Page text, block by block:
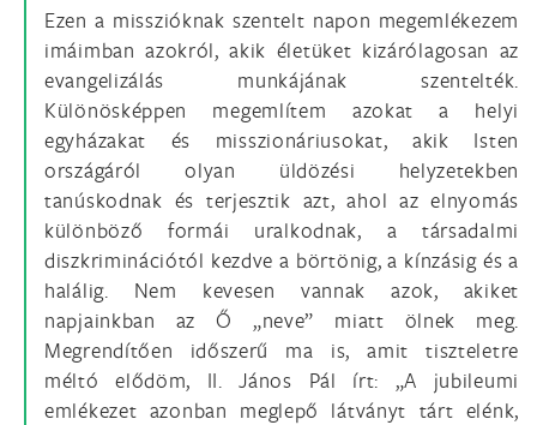
Ezen a misszióknak szentelt napon megemlékezem
imáimban azokról, akik életüket kizárólagosan az
evangelizálás munkájának szentelték.
Különösképpen megemlítem azokat a helyi
egyházakat és misszionáriusokat, akik Isten
országáról olyan üldözési helyzetekben
tanúskodnak és terjesztik azt, ahol az elnyomás
különböző formái uralkodnak, a társadalmi
diszkriminációtól kezdve a börtönig, a kínzásig és a
halálig. Nem kevesen vannak azok, akiket
napjainkban az Ő „neve” miatt ölnek meg.
Megrendítően időszerű ma is, amit tiszteletre
méltó elődöm, II. János Pál írt: „A jubileumi
emlékezet azonban meglepő látványt tárt elénk,